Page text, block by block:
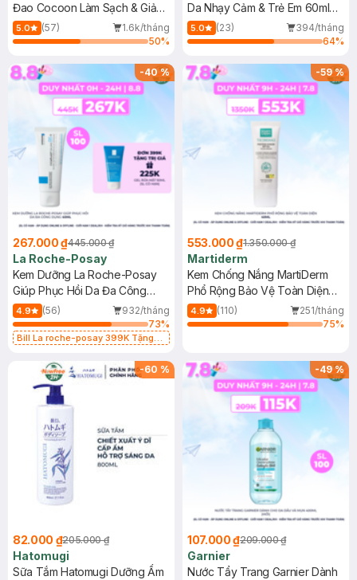
Đao Cocoon Làm Sạch & Giảm
Dầu 500ml
5.0 (57)
1.6k/tháng
50%
Da Nhạy Cảm & Trẻ Em 60ml
(Mới)
5.0 (23)
394/tháng
64%
-40%
267.000 ₫445.000 ₫
La Roche-Posay
Kem Dưỡng La Roche-Posay
Giúp Phục Hồi Da Đa Công
Dụng 40ml
4.9 (56)
932/tháng
73%
Bill La roche-posay 399K Tặng
(SL có hạn)
-59%
553.000 ₫1.350.000 ₫
Martiderm
Kem Chống Nắng MartiDerm
Phổ Rộng Bảo Vệ Toàn Diện
40ml
4.9 (110)
251/tháng
75%
-60 %
82.000 ₫205.000 ₫
Hatomugi
Sữa Tắm Hatomugi Dưỡng Ẩm
-49%
107.000 ₫209.000 ₫
Garnier
Nước Tẩy Trang Garnier Dành